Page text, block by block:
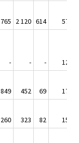
2 120 614
57
- - -
12
452 69
17
323 82
15